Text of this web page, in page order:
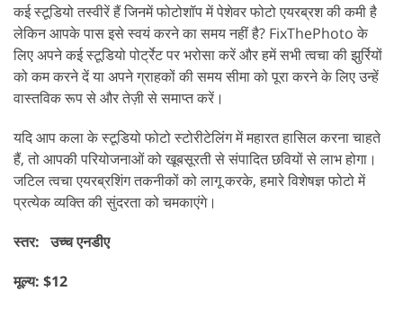
कई स्टूडियो तस्वीरें हैं जिनमें फोटोशॉप में पेशेवर फोटो एयरब्रश की कमी है
लेकिन आपके पास इसे स्वयं करने का समय नहीं है? FixThePhoto के
लिए अपने कई स्टूडियो पोर्ट्रेट पर भरोसा करें और हमें सभी त्वचा की झुर्रियों
को कम करने दें या अपने ग्राहकों की समय सीमा को पूरा करने के लिए उन्हें
वास्तविक रूप से और तेज़ी से समाप्त करें।
यदि आप कला के स्टूडियो फोटो स्टोरीटेलिंग में महारत हासिल करना चाहते
हैं, तो आपकी परियोजनाओं को खूबसूरती से संपादित छवियों से लाभ होगा।
जटिल त्वचा एयरब्रशिंग तकनीकों को लागू करके, हमारे विशेषज्ञ फोटो में
प्रत्येक व्यक्ति की सुंदरता को चमकाएंगे।
स्तर: उच्च एनडीए
मूल्य: $12